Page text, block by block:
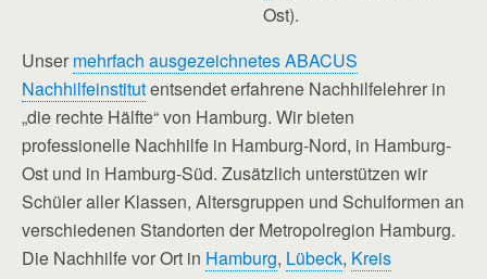
Ost).
Unser mehrfach ausgezeichnetes ABACUS
Nachhilfeinstitutentsendet erfahrene Nachhilfelehrer in
„die rechte Hälfte“ von Hamburg. Wir bieten
professionelle Nachhilfe in Hamburg-Nord, in Hamburg-
Ost und in Hamburg-Süd. Zusätzlich unterstützen wir
Schüler aller Klassen, Altersgruppen und Schulformen an
verschiedenen Standorten der Metropolregion Hamburg.
Die Nachhilfe vor Ort in Hamburg, Lübeck, Kreis